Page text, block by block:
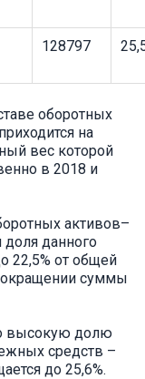
128797
оборотных
на
вес которой
в 2018 и
активов–
данного
22,5% от общей
суммы
высокую долю
средств –
до 25,6%.